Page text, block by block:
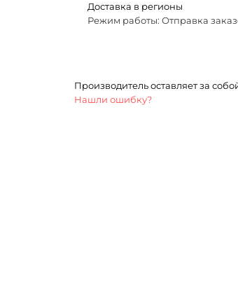
Доставка в регионы
Режим работы: Отправка
Производитель оставляет за
Нашли ошибку?